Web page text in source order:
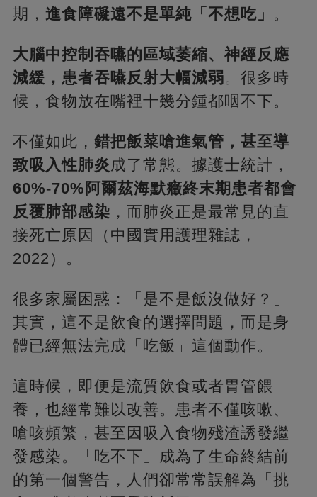
期， 進食障礙遠不是單純「不想吃」 。
大腦中控制吞嚥的區域萎縮、神經反應
減緩，患者吞嚥反射大幅減弱。很多時
候，食物放在嘴裡十幾分鍾都咽不下。
不僅如此， 錯把飯菜嗆進氣管，甚至導
致吸入性肺炎成了常態。據護士統計，
60%-70%阿爾茲海默癥終末期患者都會
反覆肺部感染 ，而肺炎正是最常見的直
接死亡原因（中國實用護理雜誌，
2022）。
很多家屬困惑：「是不是飯沒做好？」
其實，這不是飲食的選擇問題，而是身
體已經無法完成「吃飯」這個動作。
這時候，即便是流質飲食或者胃管餵
養，也經常難以改善。患者不僅咳嗽、
嗆咳頻繁，甚至因吸入食物殘渣誘發繼
發感染。「吃不下」成為了生命終結前
的第一個警告，人們卻常常誤解為「挑